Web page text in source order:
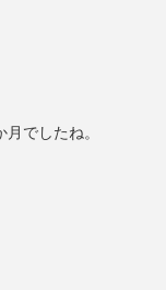
でしたね。